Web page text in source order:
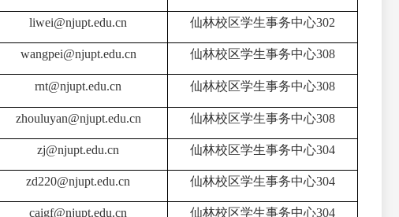
liwei@njupt.edu.cn 仙林校区学生事务中心302
wangpei@njupt.edu.cn 仙林校区学生事务中心308
rnt@njupt.edu.cn 仙林校区学生事务中心308
zhouluyan@njupt.edu.cn 仙林校区学生事务中心308
zj@njupt.edu.cn 仙林校区学生事务中心304
zd220@njupt.edu.cn 仙林校区学生事务中心304
caigf@njupt.edu.cn 仙林校区学生事务中心304